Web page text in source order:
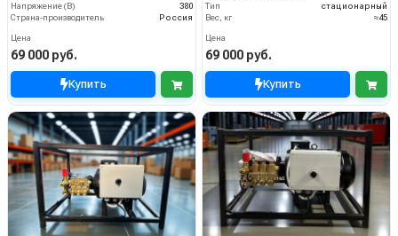
Напряжение (В)
380
Страна-производитель
Россия
Цена
69 000 руб.
Купить
Тип
стационарный
Вес, кг
≈45
Цена
69 000 руб.
Купить